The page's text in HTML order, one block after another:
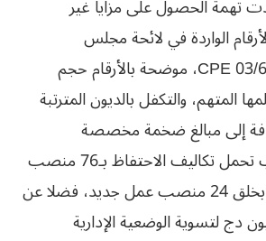
تهمة الحصول على مزايا غير
الواردة في لائحة مجلس
مساهمات الدولة CPE 03/63، موضحة بالأرقام حجم
المتهم، والتكفل بالديون المترتبة
إلى مبالغ ضخمة مخصصة
للاستثمار، إلى جانب تحمل تكاليف الاحتفاظ بـ76 منصب
عمل قائم، والالتزام بخلق 24 منصب عمل جديد، فضلا عن
من 64 مليون دج لتسوية الوضعية الإدارية